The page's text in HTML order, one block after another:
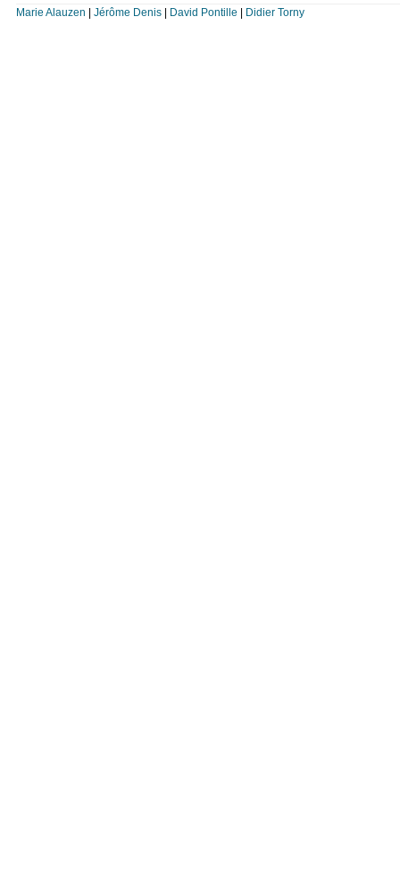
Marie Alauzen Jérôme Denis| David Pontille Didier Torny